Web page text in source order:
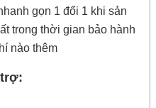
gọn 1 đổi 1 khi sản
trong thời gian bảo hành
nào thêm